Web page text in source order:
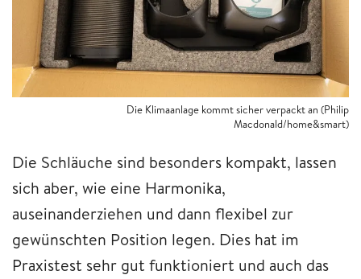
Die Klimaanlage kommt sicher verpackt an (Philip
Macdonald/home&smart)
Die Schläuche sind besonders kompakt, lassen
sich aber, wie eine Harmonika,
auseinanderziehen und dann flexibel zur
gewünschten Position legen. Dies hat im
Praxistest sehr gut funktioniert und auch das